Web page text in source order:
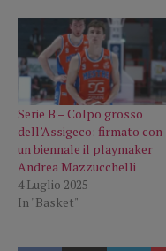
Serie B – Colpo grosso
dell’Assigeco: firmato con
un biennale il playmaker
Andrea Mazzucchelli
4 Luglio 2025
In "Basket"